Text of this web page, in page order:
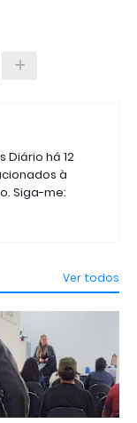
há 12
à
Siga-me:
Ver todos